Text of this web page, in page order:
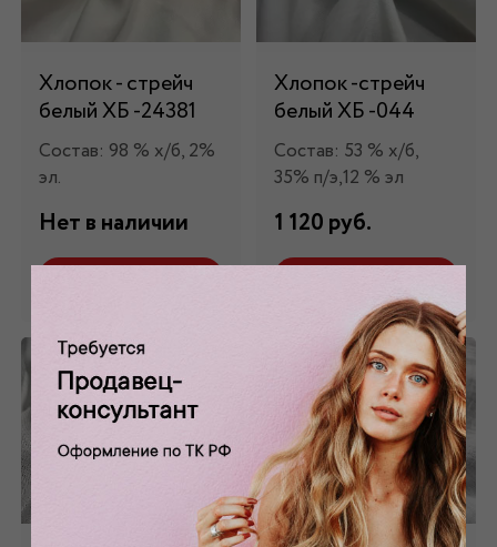
Хлопок - стрейч
белый ХБ -24381
Состав: 98 % х/б, 2%
эл.
Нет в наличии
Хлопок -стрейч
белый ХБ -044
Состав: 53 % х/б,
35% п/э,12 % эл
1 120 руб.